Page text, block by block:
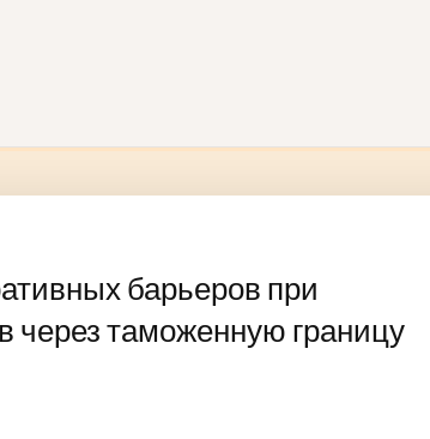
барьеров при
через таможенную границу